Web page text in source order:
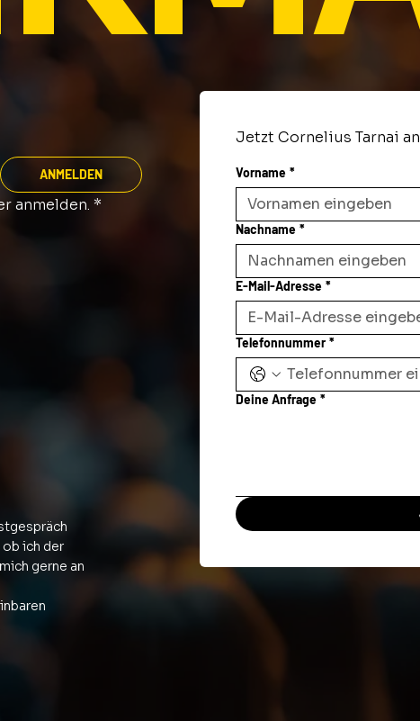
ANMELDEN
anmelden. *
Jetzt Cornelius Tarnai
Vorname *
Nachname *
E-Mail-Adresse *
Telefonnummer *
Deine Anfrage *
ob ich der
gerne an